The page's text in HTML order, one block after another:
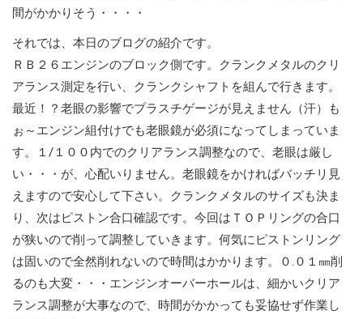
間がかかりそう・・・・
それでは、本日のブログの紹介です。
ＲＢ２６エンジンのブロック側です。クランクメタルのクリ
アランス測定を行い、クランクシャフトを組んで行きます。
最近！？老眼の影響でプラスチゲージが見えません（汗）も
ぉ～エンジン組付けでも老眼鏡が必須になってしまっていま
す。１/１００内でのクリアランス調整なので、老眼は厳し
い・・・が、心配いりません。老眼鏡をかければバッチリ見
えますので安心して下さい。クランクメタルのサイズも決ま
り、次はピストン合口確認です。今回はＴＯＰリングの合口
が狭いので削って調整していきます。何気にピストンリング
は固いので全然削れないので時間はかかります。０.０１㎜削
るのも大変・・・エンジンオーバーホールは、細かいクリア
ランス調整が大事なので、時間がかかっても妥協せず作業し